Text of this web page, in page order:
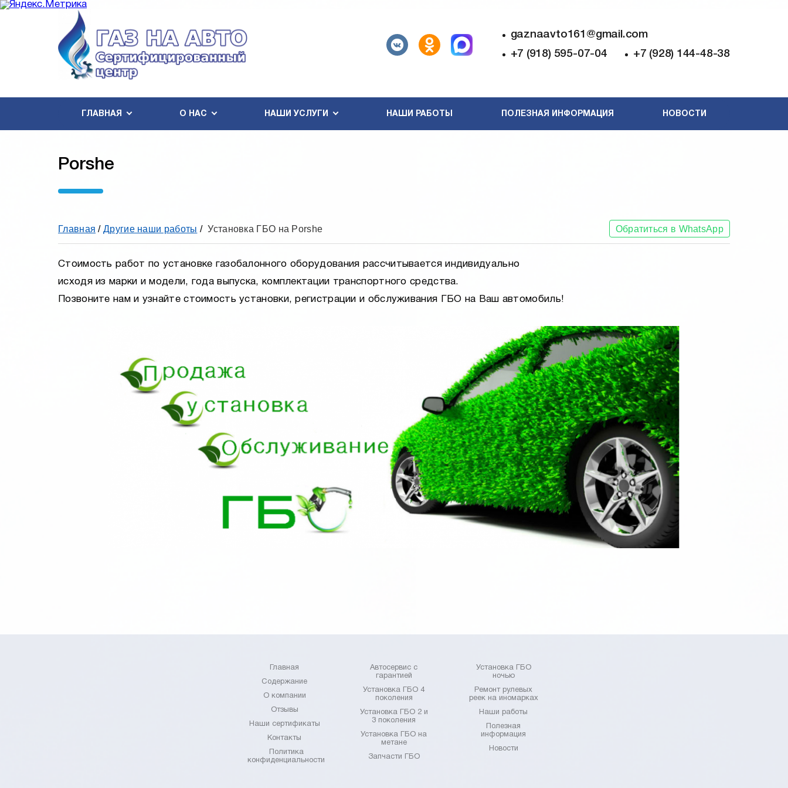
gaznaavto161@gmail.com
+7 (918) 595-07-04
+7 (928) 144-48-38
ГЛАВНАЯ О НАС НАШИ УСЛУГИ НАШИ РАБОТЫ ПОЛЕЗНАЯ ИНФОРМАЦИЯ НОВОСТИ
Porshe
Главная /Другие наши работы / Установка ГБО на Porshe Обратиться в WhatsApp
Стоимость работ по установке газобалонного оборудования рассчитывается индивидуально
исходя из марки и модели, года выпуска, комплектации транспортного средства.
Позвоните нам и узнайте стоимость установки, регистрации и обслуживания ГБО на Ваш автомобиль!
Главная
Содержание
О компании
Отзывы
Наши сертификаты
Контакты
Политика
конфиденциальности
Автосервис с
гарантией
Установка ГБО 4
поколения
Установка ГБО 2 и
3 поколения
Установка ГБО на
метане
Запчасти ГБО
Установка ГБО
ночью
Ремонт рулевых
реек на иномарках
Наши работы
Полезная
информация
Новости